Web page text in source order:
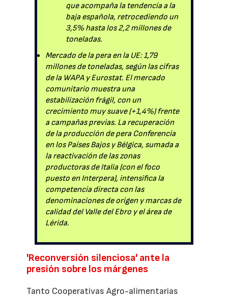
que acompaña la tendencia a la
baja española, retrocediendo un
3,5% hasta los 2,2 millones de
toneladas.
Mercado de la pera en la UE: 1,79
millones de toneladas, según las cifras
de la WAPA y Eurostat. El mercado
comunitario muestra una
estabilización frágil, con un
crecimiento muy suave (+1,4%) frente
a campañas previas. La recuperación
de la producción de pera Conferencia
en los Países Bajos y Bélgica, sumada a
la reactivación de las zonas
productoras de Italia (con el foco
puesto en Interpera), intensifica la
competencia directa con las
denominaciones de origen y marcas de
calidad del Valle del Ebro y el área de
Lérida.
'Reconversión silenciosa' ante la
presión sobre los márgenes
Tanto Cooperativas Agro-alimentarias